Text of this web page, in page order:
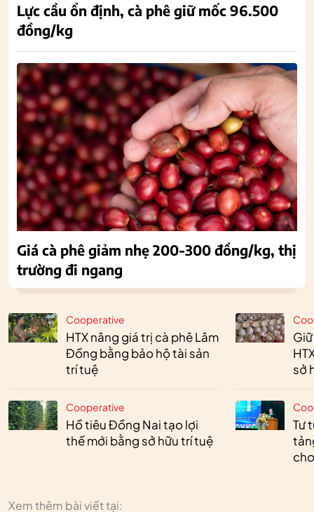
Cooperative
HTX nâng giá trị cà phê Lâm
Đồng bằng bảo hộ tài sản
trí tuệ
Cooperative
Hồ tiêu Đồng Nai tạo lợi
thế mới bằng sở hữu trí tuệ
sở
Tư
Xem thêm bài viết tại:
Lực cầu ổn định, cà phê giữ mốc 96.500
đồng/kg
Giá cà phê giảm nhẹ 200-300 đồng/kg, thị
trường đi ngang